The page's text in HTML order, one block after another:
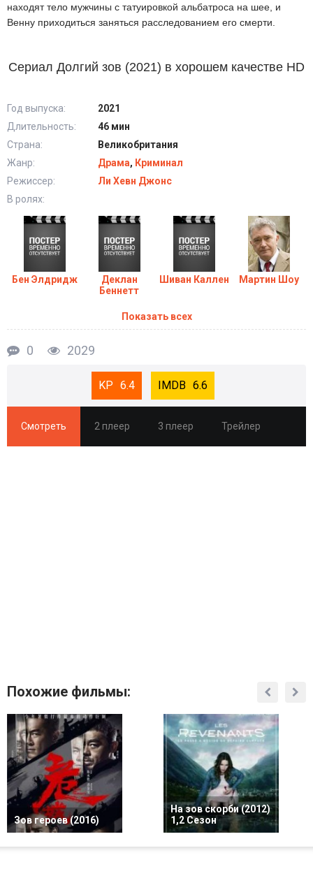
находят тело мужчины с татуировкой альбатроса на шее, и
Венну приходиться заняться расследованием его смерти.
Сериал Долгий зов (2021) в хорошем качестве HD
Год выпуска:
2021
Длительность:
46 мин
Страна:
Великобритания
Жанр:
Драма, Криминал
Режиссер:
Ли Хевн Джонс
В ролях:
Бен Элдридж
Деклан
Беннетт
Шиван Каллен Мартин Шоу
Показать всех
0 2029
6.4 6.6
Смотреть 2 плеер 3 плеер Трейлер
Похожие фильмы:
Зов героев (2016)
На зов скорби (2012)
1,2 Сезон